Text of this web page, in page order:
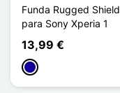
Funda Rugged Shield
para Sony Xperia 1
13,99 €
Azul oscuro